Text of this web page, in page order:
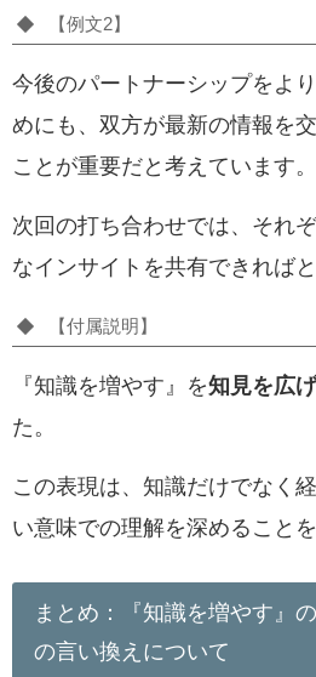
【例文2】
今後のパートナーシップをよ
めにも、双方が最新の情報を交
ことが重要だと考えています。
次回の打ち合わせでは、それ
なインサイトを共有できればと
【付属説明】
『知識を増やす』を知見を広
た。
この表現は、知識だけでなく
い意味での理解を深めること
まとめ：『知識を増やす』
の言い換えについて